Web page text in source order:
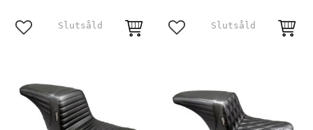
Lägg till i favoriter Lägg till i favoriter